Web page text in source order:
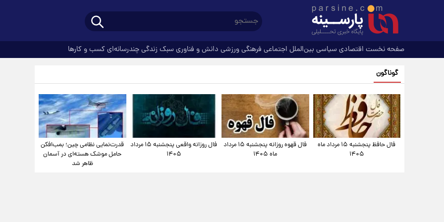
صفحه نخست اقتصادی سیاسی بین‌الملل اجتماعی فرهنگیورزشی دانش و فناوری سبک زندگیچندرسانه‌ای کسب و کارها
گوناگون
فال حافظ پنجشنبه ۱۵ مرداد ماه
۱۴۰۵
فال قهوه روزانه پنجشنبه ۱۵ مرداد
ماه ۱۴۰۵
فال روزانه واقعی پنجشنبه ۱۵ مرداد
۱۴۰۵
قدرت‌نمایی نظامی چین؛ بمب‌افکن
حامل موشک هسته‌ای در آسمان
ظاهر شد